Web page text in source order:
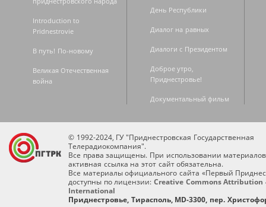
Introduction to
Pridnestrovie
В путь! По-новому
Великая Отечественная
война
День Республики
Диалог на равных
Диалоги с Президентом
Доброе утро,
Приднестровье!
Документальный фильм
© 1992-2024, ГУ "Приднестровская Государственная
Телерадиокомпания".
Все права защищены. При использовании
активная ссылка на этот сайт обязательна.
Все материалы официального сайта «Первый
доступны по лицензии: Creative Commons Attribution
International
Приднестровье, Тирасполь, MD-3300, пер.